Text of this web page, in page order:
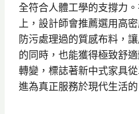
全符合人體工學的支撐力
上，設計師會推薦選用高
防污處理過的質感布料，
的同時，也能獲得極致舒
轉變，標誌著新中式家具
進為真正服務於現代生活